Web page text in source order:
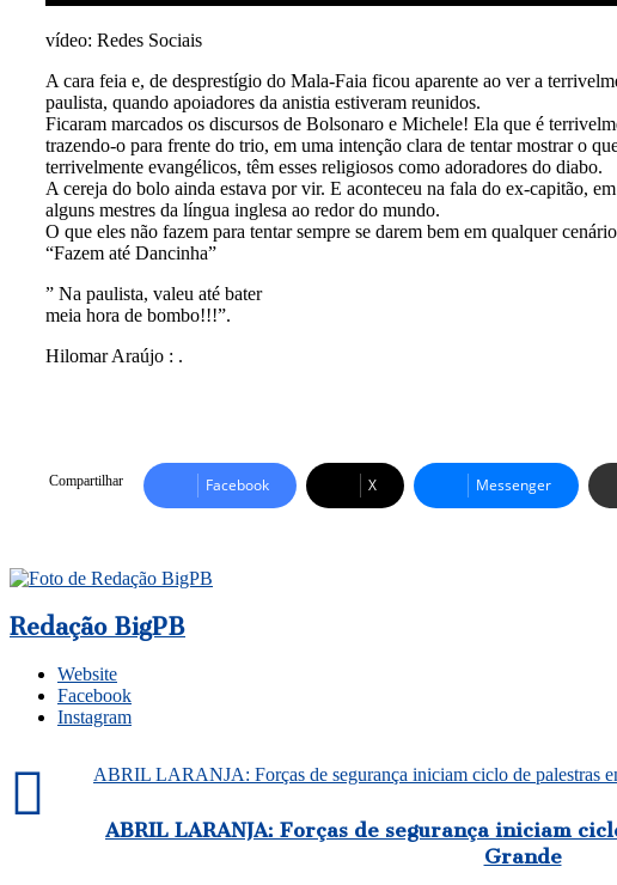
vídeo: Redes Sociais
A cara feia e, de desprestígio do Mala-Faia ficou aparente ao ver a
paulista, quando apoiadores da anistia estiveram reunidos.
Ficaram marcados os discursos de Bolsonaro e Michele! Ela que é
trazendo-o para frente do trio, em uma intenção clara de tentar mostrar o
terrivelmente evangélicos, têm esses religiosos como adoradores do diabo.
A cereja do bolo ainda estava por vir. E aconteceu na fala do ex-capitão,
alguns mestres da língua inglesa ao redor do mundo.
O que eles não fazem para tentar sempre se darem bem em qualquer
“Fazem até Dancinha”
” Na paulista, valeu até bater
meia hora de bombo!!!”.
Hilomar Araújo : .
Compartilhar Facebook X Messenger
Redação BigPB
Website
Facebook
Instagram
ABRIL LARANJA: Forças de segurança iniciam ciclo de palestras
ABRIL LARANJA: Forças de segurança iniciam
Grande